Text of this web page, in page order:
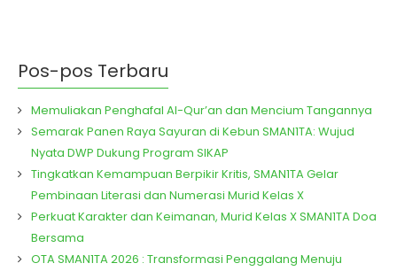
Pos-pos Terbaru
Memuliakan Penghafal Al-Qur’an dan Mencium Tangannya
Semarak Panen Raya Sayuran di Kebun SMAN1TA: Wujud
Nyata DWP Dukung Program SIKAP
Tingkatkan Kemampuan Berpikir Kritis, SMAN1TA Gelar
Pembinaan Literasi dan Numerasi Murid Kelas X
Perkuat Karakter dan Keimanan, Murid Kelas X SMAN1TA Doa
Bersama
OTA SMAN1TA 2026 : Transformasi Penggalang Menuju